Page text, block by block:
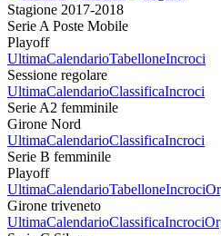
Stagione 2017-2018
Serie A Poste Mobile
Playoff
UltimaCalendarioTabelloneIncroci
Sessione regolare
UltimaCalendarioClassificaIncroci
Serie A2 femminile
Girone Nord
UltimaCalendarioClassificaIncroci
Serie B femminile
Playoff
UltimaCalendarioTabelloneIncroci
Girone triveneto
UltimaCalendarioClassificaIncroci